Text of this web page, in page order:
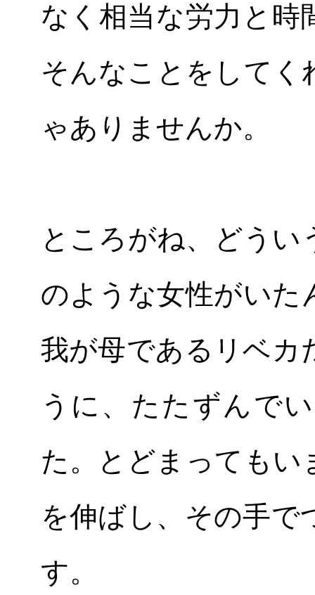
なく相当な労力と時
そんなことをしてく
ゃありませんか。
ところがね、どう
のような女性がいた
我が母であるリベカ
うに、たたずんで
た。とどまってもい
を伸ばし、その手
す。